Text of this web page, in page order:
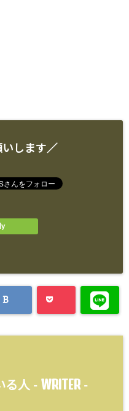
します／
る人 - WRITER-